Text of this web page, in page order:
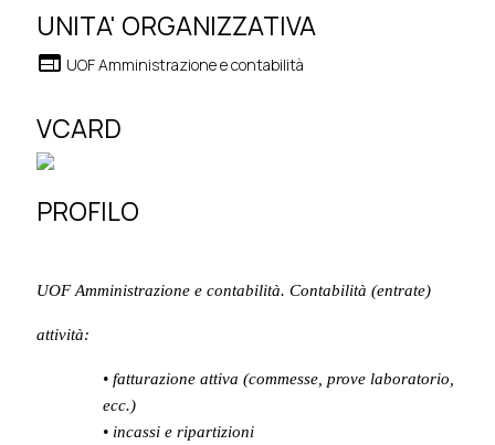
UNITA' ORGANIZZATIVA
web UOF Amministrazione e contabilità
VCARD
PROFILO
UOF Amministrazione e contabilità. Contabilità (entrate)
attività:
• fatturazione attiva (commesse, prove laboratorio,
ecc.)
• incassi e ripartizioni